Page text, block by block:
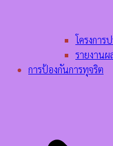
โครงกา
รายงานผ
การป้องกันการทุจริต